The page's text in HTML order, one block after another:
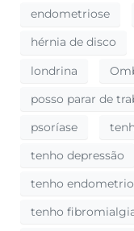
endometriose
hérnia de disco
londrina
posso parar de
psoríase
tenho depressão
tenho
tenho